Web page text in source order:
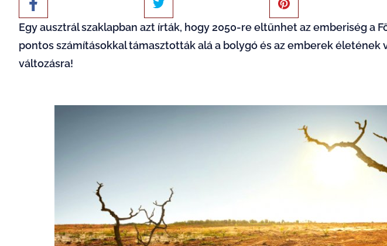
Egy ausztrál szaklapban azt írták, hogy 2050-re eltűnhet az emberiség a
pontos számításokkal támasztották alá a bolygó és az emberek életének
változásra!